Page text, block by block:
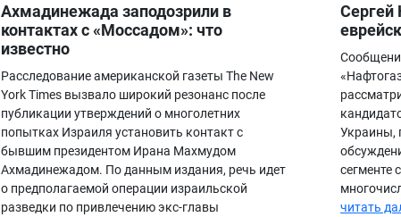
Ахмадинежада заподозрили в
контактах с «Моссадом»: что
известно
Расследование американской газеты The New
York Times вызвало широкий резонанс после
публикации утверждений о многолетних
попытках Израиля установить контакт с
бывшим президентом Ирана Махмудом
Ахмадинежадом. По данным издания, речь идет
о предполагаемой операции израильской
разведки по привлечению экс-главы
Сергей
Украины,
сегменте
читать